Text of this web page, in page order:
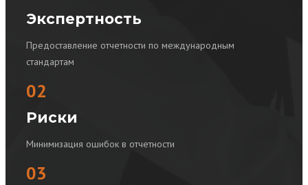
Экспертность
Предоставление отчетности по международным
стандартам
02
Риски
Минимизация ошибок в отчетности
03